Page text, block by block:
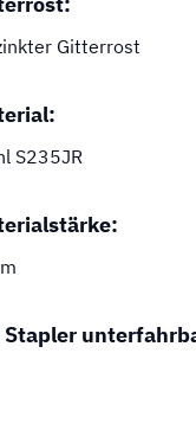
Gitterrost
S235JR